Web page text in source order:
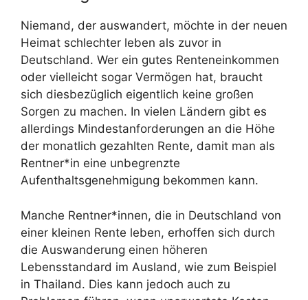
Niemand, der auswandert, möchte in der neuen
Heimat schlechter leben als zuvor in
Deutschland. Wer ein gutes Renteneinkommen
oder vielleicht sogar Vermögen hat, braucht
sich diesbezüglich eigentlich keine großen
Sorgen zu machen. In vielen Ländern gibt es
allerdings Mindestanforderungen an die Höhe
der monatlich gezahlten Rente, damit man als
Rentner*in eine unbegrenzte
Aufenthaltsgenehmigung bekommen kann.
Manche Rentner*innen, die in Deutschland von
einer kleinen Rente leben, erhoffen sich durch
die Auswanderung einen höheren
Lebensstandard im Ausland, wie zum Beispiel
in Thailand. Dies kann jedoch auch zu